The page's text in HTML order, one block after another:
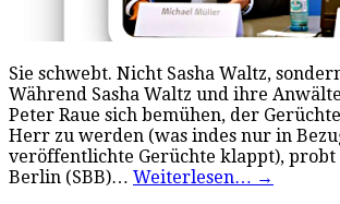
Sie schwebt. Nicht Sasha Waltz,
Während Sasha Waltz und ihre
Peter Raue sich bemühen, der
Herr zu werden (was indes nur in
veröffentlichte Gerüchte klappt), probt
Berlin (SBB)… Weiterlesen… →